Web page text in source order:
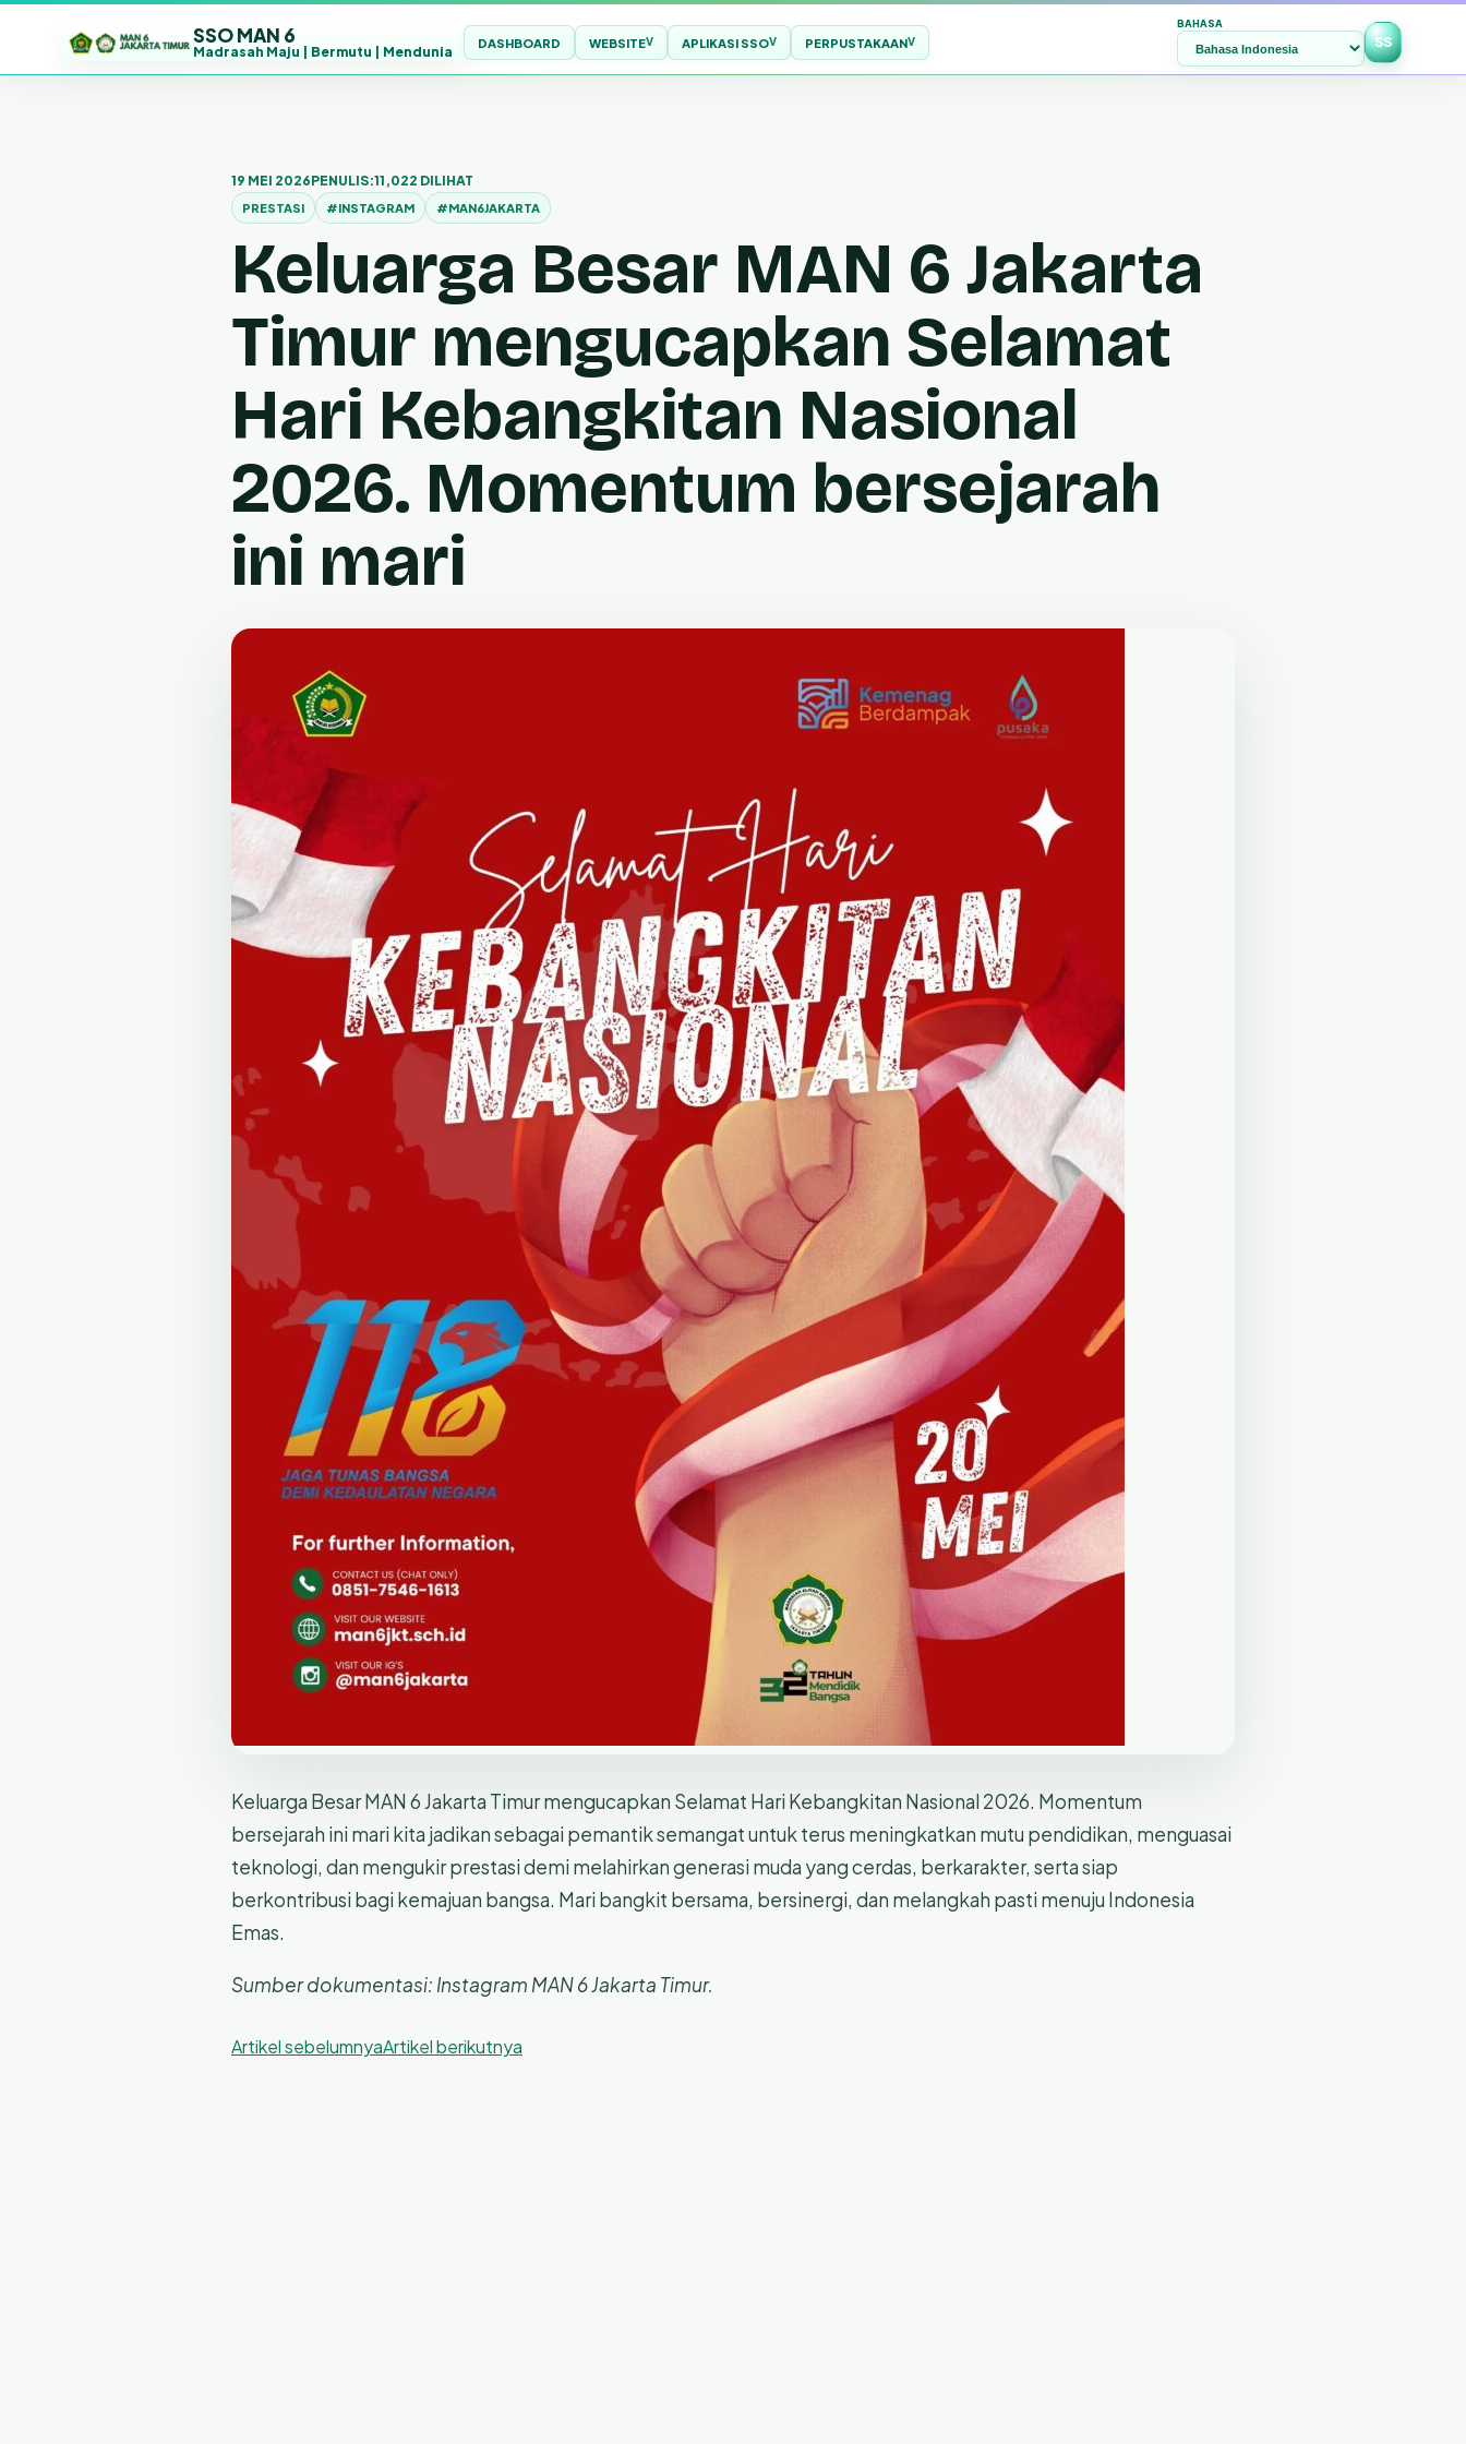
SSO MAN 6
Madrasah Maju | Bermutu | Mendunia
DASHBOARD WEBSITE APLIKASI SSO PERPUSTAKAAN
BAHASA
SS
19 MEI 2026PENULIS:11,022 DILIHAT
PRESTASI #INSTAGRAM #MAN6JAKARTA
Keluarga Besar MAN 6 Jakarta
Timur mengucapkan Selamat
Hari Kebangkitan Nasional
2026. Momentum bersejarah
ini mari
Keluarga Besar MAN 6 Jakarta Timur mengucapkan Selamat Hari Kebangkitan Nasional 2026. Momentum
bersejarah ini mari kita jadikan sebagai pemantik semangat untuk terus meningkatkan mutu pendidikan, menguasai
teknologi, dan mengukir prestasi demi melahirkan generasi muda yang cerdas, berkarakter, serta siap
berkontribusi bagi kemajuan bangsa. Mari bangkit bersama, bersinergi, dan melangkah pasti menuju Indonesia
Emas.
Sumber dokumentasi: Instagram MAN 6 Jakarta Timur.
Artikel sebelumnyaArtikel berikutnya